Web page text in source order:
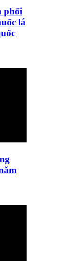
phối
lá